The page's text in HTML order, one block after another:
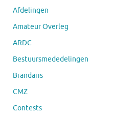
Afdelingen
Amateur Overleg
ARDC
Bestuursmededelingen
Brandaris
CMZ
Contests